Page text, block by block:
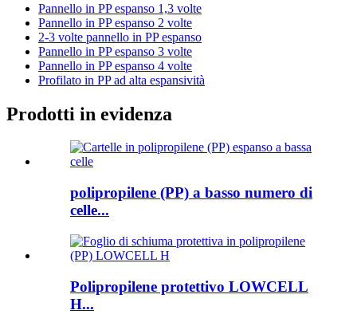
Pannello in PP espanso 1,3 volte
Pannello in PP espanso 2 volte
2-3 volte pannello in PP espanso
Pannello in PP espanso 3 volte
Pannello in PP espanso 4 volte
Profilato in PP ad alta espansività
Prodotti in evidenza
polipropilene (PP) a basso numero di
celle...
Polipropilene protettivo LOWCELL
H...